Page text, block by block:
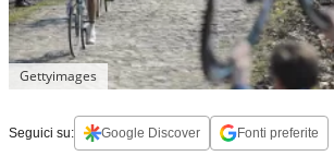
Gettyimages
Seguici su: Google Discover Fonti preferite